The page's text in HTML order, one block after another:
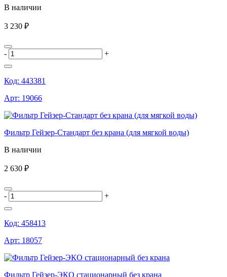
В наличии
3 230 ₽
- +
Код: 443381
Арт: 19066
Фильтр Гейзер-Стандарт без крана (для мягкой воды)
В наличии
2 630 ₽
- +
Код: 458413
Арт: 18057
Фильтр Гейзер-ЭКО стационарный без крана